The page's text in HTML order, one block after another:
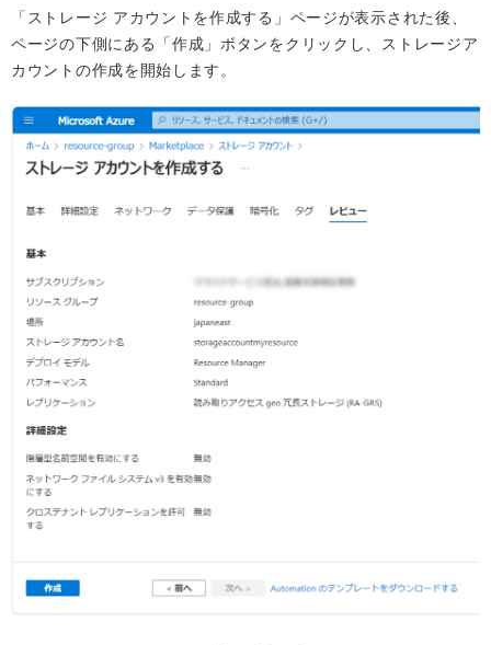
「ストレージ アカウントを作成する」ページが表示された後、
ページの下側にある「作成」ボタンをクリックし、ストレージア
カウントの作成を開始します。